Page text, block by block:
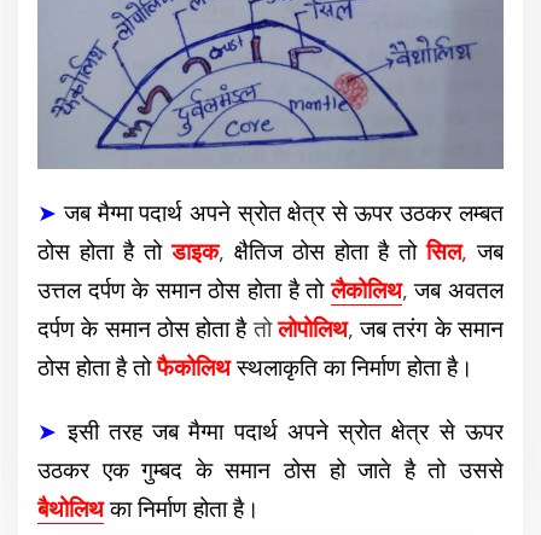
➤ जब मैग्मा पदार्थ अपने स्रोत क्षेत्र से ऊपर उठकर लम्बत
ठोस होता है तो डाइक,क्षैतिज ठोस होता है तो सिल,जब
उत्तल दर्पण के समान ठोस होता है तो लैकोलिथ,जब अवतल
दर्पण के समान ठोस होता हैतोलोपोलिथ,जब तरंग के समान
ठोस होता है तोफैकोलिथ स्थलाकृति का निर्माण होता है।
➤ इसी तरह जब मैग्मा पदार्थ अपने स्रोत क्षेत्र से ऊपर
उठकर एक गुम्बद के समान ठोस हो जाते है तो उससे
बैथोलिथ का निर्माण होता है।